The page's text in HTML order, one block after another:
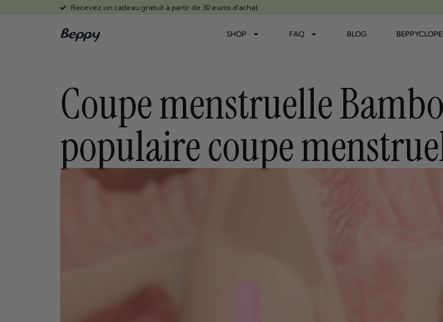
Recevez un cadeau gratuit à partir de 30 euros d'achat
SHOP FAQ BLOG
Coupe menstruelle
populaire coupe